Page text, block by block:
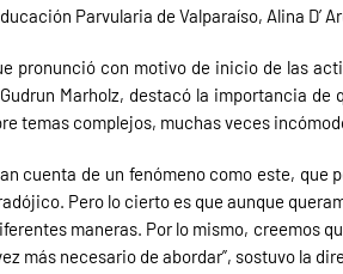
Parvularia de Valparaíso, Alina D’
pronunció con motivo de inicio de las
Marholz, destacó la importancia de
temas complejos, muchas veces
cuenta de un fenómeno como este, que
Pero lo cierto es que aunque
maneras. Por lo mismo, creemos
más necesario de abordar”, sostuvo la